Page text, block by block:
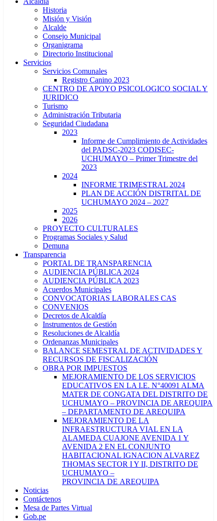
Historia
Misión y Visión
Alcalde
Consejo Municipal
Organigrama
Directorio Institucional
Servicios
Servicios Comunales
Registro Canino 2023
CENTRO DE APOYO PSICOLOGICO SOCIAL Y
JURIDICO
Turismo
Administración Tributaria
Seguridad Ciudadana
2023
Informe de Cumplimiento de Actividades
del PADSC-2023 CODISEC-
UCHUMAYO – Primer Trimestre del
2023
2024
INFORME TRIMESTRAL 2024
PLAN DE ACCIÓN DISTRITAL DE
UCHUMAYO 2024 – 2027
2025
2026
PROYECTO CULTURALES
Programas Sociales y Salud
Demuna
Transparencia
PORTAL DE TRANSPARENCIA
AUDIENCIA PÚBLICA 2024
AUDIENCIA PÚBLICA 2023
Acuerdos Municipales
CONVOCATORIAS LABORALES CAS
CONVENIOS
Decretos de Alcaldía
Instrumentos de Gestión
Resoluciones de Alcaldía
Ordenanzas Municipales
BALANCE SEMESTRAL DE ACTIVIDADES Y
RECURSOS DE FISCALIZACIÓN
OBRA POR IMPUESTOS
MEJORAMIENTO DE LOS SERVICIOS
EDUCATIVOS EN LA I.E. N°40091 ALMA
MATER DE CONGATA DEL DISTRITO DE
UCHUMAYO – PROVINCIA DE AREQUIPA
– DEPARTAMENTO DE AREQUIPA
MEJORAMIENTO DE LA
INFRAESTRUCTURA VIAL EN LA
ALAMEDA CUAJONE AVENIDA 1 Y
AVENIDA 2 EN EL CONJUNTO
HABITACIONAL IGNACION ALVAREZ
THOMAS SECTOR I Y II, DISTRITO DE
UCHUMAYO –
PROVINCIA DE AREQUIPA
Noticias
Contáctenos
Mesa de Partes Virtual
Gob.pe